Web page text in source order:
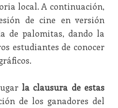
local. A continuación,
de cine en versión
de palomitas, dando la
estudiantes de conocer
la clausura de estas
de los ganadores del